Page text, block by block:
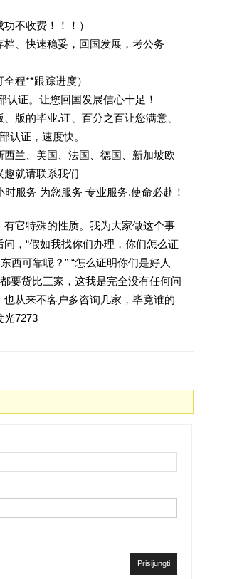
功不收费！！！）
、快速稳妥，回国发展，考公务
全程**跟踪进度）
证。让您回国发展信心十足！
版的毕业.证、百分之百让您满意、
认证，速度快。
兰、美国、法国、德国、新加坡欧
趣就请联系我们
服务 为您服务 专业服务,使命必赴！
它特殊的性质。我为大家做这个事
，“假如我找你们办理，你们怎么证
西可靠呢？” “怎么证明你们是好人
要货比三家，这我是完全没有任何问
从来不客户多咨询几家，毕竟谁的
光7273
Prisijungti